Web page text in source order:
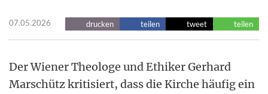
07.05.2026 drucken teilen tweet teilen
Der Wiener Theologe und Ethiker Gerhard
Marschütz kritisiert, dass die Kirche häufig ein